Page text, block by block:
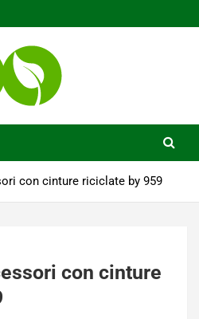
con cinture riciclate by 959
con cinture